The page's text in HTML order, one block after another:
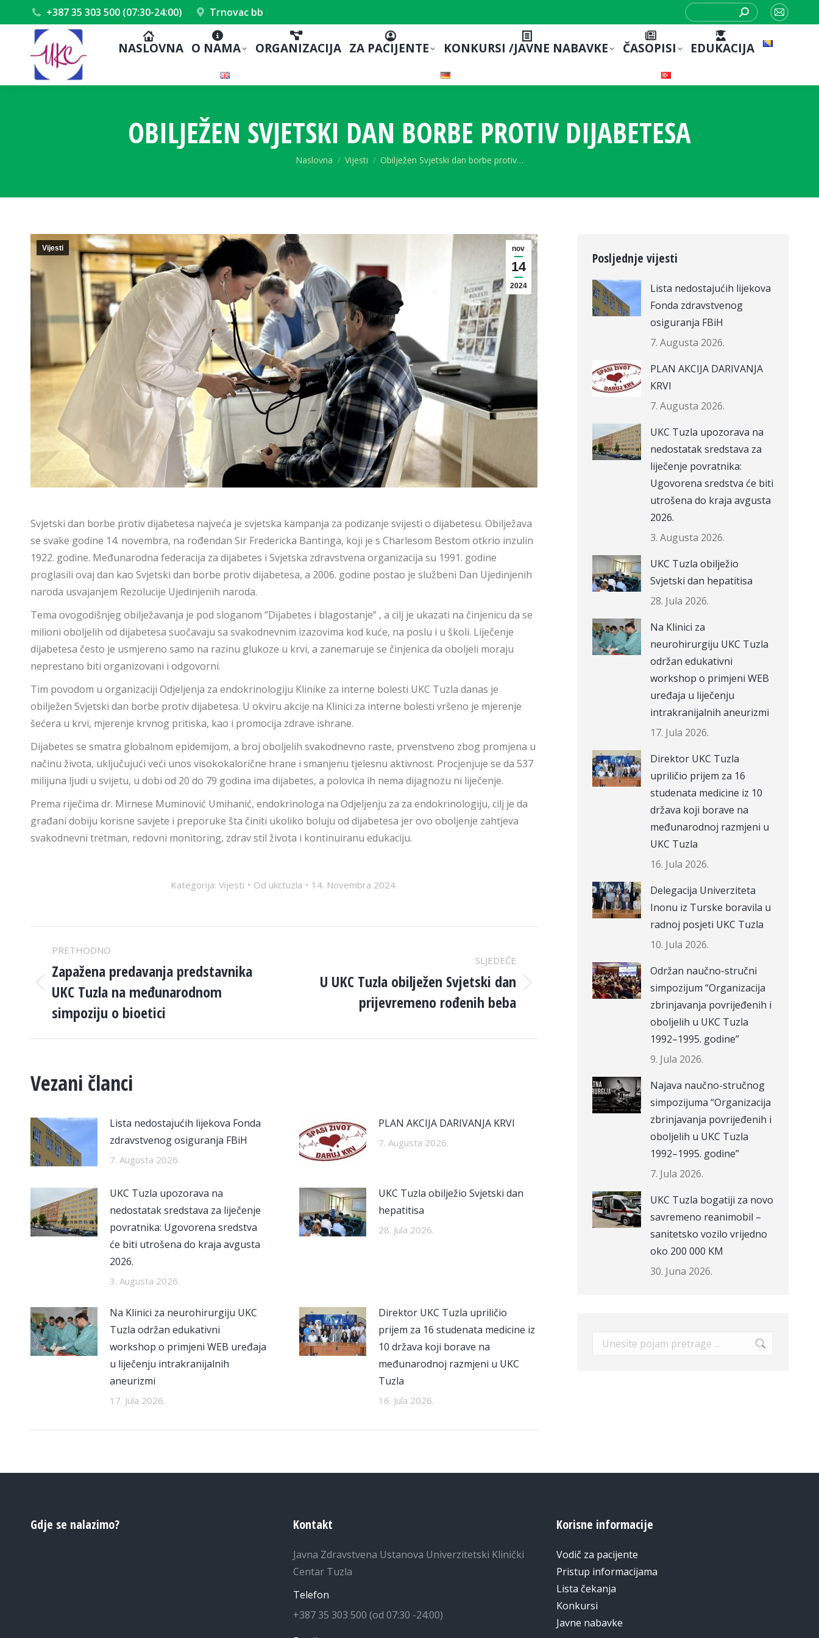
+387 35 303 500 (07:30-24:00) Trnovac bb
Search:
Mail
NASLOVNA O NAMA ORGANIZACIJA ZA PACIJENTE KONKURSI /JAVNE NABAVKE ČASOPISI EDUKACIJA
OBILJEŽEN SVJETSKI DAN BORBE PROTIV DIJABETESA
You are here:
Naslovna Vijesti Obilježen Svjetski dan borbe protiv…
nov
14
2024
Vijesti
Svjetski dan borbe protiv dijabetesa najveća je svjetska kampanja za podizanje svijesti o dijabetesu. Obilježava
se svake godine 14. novembra, na rođendan Sir Fredericka Bantinga, koji je s Charlesom Bestom otkrio inzulin
1922. godine. Međunarodna federacija za dijabetes i Svjetska zdravstvena organizacija su 1991. godine
proglasili ovaj dan kao Svjetski dan borbe protiv dijabetesa, a 2006. godine postao je službeni Dan Ujedinjenih
naroda usvajanjem Rezolucije Ujedinjenih naroda.
Tema ovogodišnjeg obilježavanja je pod sloganom ”Dijabetes i blagostanje” , a cilj je ukazati na činjenicu da se
milioni oboljelih od dijabetesa suočavaju sa svakodnevnim izazovima kod kuće, na poslu i u školi. Liječenje
dijabetesa često je usmjereno samo na razinu glukoze u krvi, a zanemaruje se činjenica da oboljeli moraju
neprestano biti organizovani i odgovorni.
Tim povodom u organizaciji Odjeljenja za endokrinologiju Klinike za interne bolesti UKC Tuzla danas je
obilježen Svjetski dan borbe protiv dijabetesa. U okviru akcije na Klinici za interne bolesti vršeno je mjerenje
šećera u krvi, mjerenje krvnog pritiska, kao i promocija zdrave ishrane.
Dijabetes se smatra globalnom epidemijom, a broj oboljelih svakodnevno raste, prvenstveno zbog promjena u
načinu života, uključujući veći unos visokokalorične hrane i smanjenu tjelesnu aktivnost. Procjenjuje se da 537
milijuna ljudi u svijetu, u dobi od 20 do 79 godina ima dijabetes, a polovica ih nema dijagnozu ni liječenje.
Prema riječima dr. Mirnese Muminović Umihanić, endokrinologa na Odjeljenju za za endokrinologiju, cilj je da
građani dobiju korisne savjete i preporuke šta činiti ukoliko boluju od dijabetesa jer ovo oboljenje zahtjeva
svakodnevni tretman, redovni monitoring, zdrav stil života i kontinuiranu edukaciju.
Kategorija: Vijesti Od ukctuzla 14. Novembra 2024.
POST
NAVIGATION
PRETHODNO
Previous
post:
Zapažena predavanja predstavnika
UKC Tuzla na međunarodnom
simpoziju o bioetici
SLJEDEĆE
NextU UKC Tuzla obilježen Svjetski dan
prijevremeno rođenih beba
Vezani članci
Lista nedostajućih lijekova Fonda
zdravstvenog osiguranja FBiH
7. Augusta 2026.
PLAN AKCIJA DARIVANJA KRVI
7. Augusta 2026.
UKC Tuzla upozorava na
nedostatak sredstava za liječenje
povratnika: Ugovorena sredstva
će biti utrošena do kraja avgusta
2026.
3. Augusta 2026.
UKC Tuzla obilježio Svjetski dan
hepatitisa
28. Jula 2026.
Na Klinici za neurohirurgiju UKC
Tuzla održan edukativni
workshop o primjeni WEB uređaja
u liječenju intrakranijalnih
aneurizmi
17. Jula 2026.
Direktor UKC Tuzla upriličio
prijem za 16 studenata medicine iz
10 država koji borave na
međunarodnoj razmjeni u UKC
Tuzla
16. Jula 2026.
Posljednje vijesti
Lista nedostajućih lijekova
Fonda zdravstvenog
osiguranja FBiH
7. Augusta 2026.
PLAN AKCIJA DARIVANJA
KRVI
7. Augusta 2026.
UKC Tuzla upozorava na
nedostatak sredstava za
liječenje povratnika:
Ugovorena sredstva će biti
utrošena do kraja avgusta
2026.
3. Augusta 2026.
UKC Tuzla obilježio
Svjetski dan hepatitisa
28. Jula 2026.
Na Klinici za
neurohirurgiju UKC Tuzla
održan edukativni
workshop o primjeni WEB
uređaja u liječenju
intrakranijalnih aneurizmi
17. Jula 2026.
Direktor UKC Tuzla
upriličio prijem za 16
studenata medicine iz 10
država koji borave na
međunarodnoj razmjeni u
UKC Tuzla
16. Jula 2026.
Delegacija Univerziteta
Inonu iz Turske boravila u
radnoj posjeti UKC Tuzla
10. Jula 2026.
Održan naučno-stručni
simpozijum “Organizacija
zbrinjavanja povrijeđenih i
oboljelih u UKC Tuzla
1992–1995. godine”
9. Jula 2026.
Najava naučno-stručnog
simpozijuma “Organizacija
zbrinjavanja povrijeđenih i
oboljelih u UKC Tuzla
1992–1995. godine”
7. Jula 2026.
UKC Tuzla bogatiji za novo
savremeno reanimobil –
sanitetsko vozilo vrijedno
oko 200 000 KM
30. Juna 2026.
Search:
Gdje se nalazimo? Kontakt
Javna Zdravstvena Ustanova Univerzitetski Klinički
Centar Tuzla
Telefon
+387 35 303 500 (od 07:30 -24:00)
Korisne informacije
Vodič za pacijente
Pristup informacijama
Lista čekanja
Konkursi
Javne nabavke